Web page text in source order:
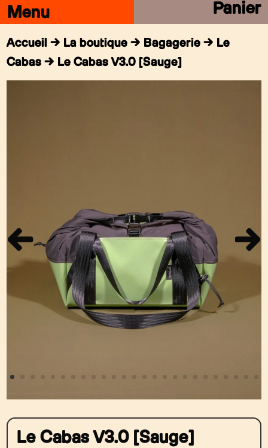
Panier
Accueil → La boutique → Bagagerie → Le
Cabas → Le Cabas V3.0 [Sauge]
Le Cabas V3.0 [Sauge]